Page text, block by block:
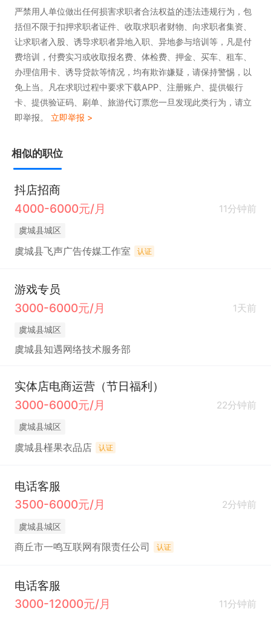
可教），节日福利
严禁用人单位做出任何损害求职者合法权益的违法违规行为，包
括但不限于扣押求职者证件、收取求职者财物、向求职者集资、
让求职者入股、诱导求职者异地入职、异地参与培训等，凡是付
费培训，付费实习或收取报名费、体检费、押金、买车、租车、
办理信用卡、诱导贷款等情况，均有欺诈嫌疑，请保持警惕，以
免上当。凡在求职过程中要求下载APP、注册账户、提供银行
卡、提供验证码、刷单、旅游代订票您一旦发现此类行为，请立
即举报。 立即举报 >
相似的职位
抖店招商
4000-6000元/月
11分钟前
虞城县城区
虞城县飞声广告传媒工作室 认证
游戏专员
3000-6000元/月
1天前
虞城县城区
虞城县知遇网络技术服务部
实体店电商运营（节日福利）
3000-6000元/月
22分钟前
虞城县城区
虞城县槿果衣品店 认证
电话客服
3500-6000元/月
2分钟前
虞城县城区
商丘市一鸣互联网有限责任公司 认证
电话客服
3000-12000元/月
11分钟前